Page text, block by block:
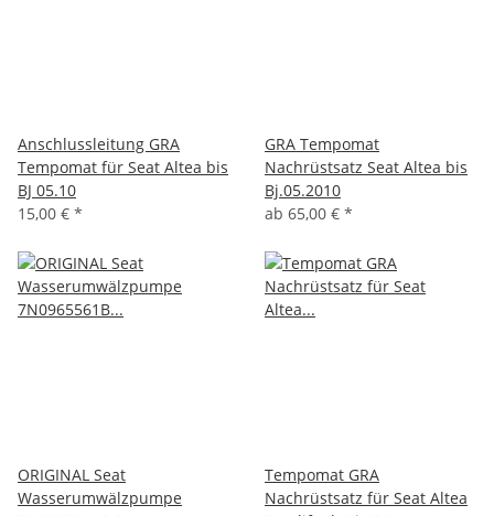
Anschlussleitung GRA
Tempomat für Seat Altea bis
BJ 05.10
15,00 € *
GRA Tempomat
Nachrüstsatz Seat Altea bis
Bj.05.2010
ab 65,00 € *
ORIGINAL Seat
Wasserumwälzpumpe
Tempomat GRA
Nachrüstsatz für Seat Altea